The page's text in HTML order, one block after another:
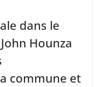
dans le
Hounza
commune et